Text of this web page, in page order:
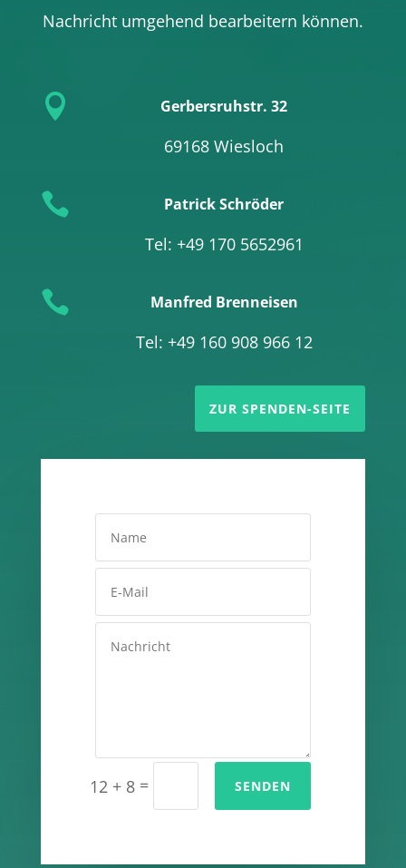
Nachricht umgehend bearbeitern können.
 Gerbersruhstr. 32
69168 Wiesloch
 Patrick Schröder
Tel: +49 170 5652961
 Manfred Brenneisen
Tel: +49 160 908 966 12
ZUR SPENDEN-SEITE
12 + 8 = SENDEN